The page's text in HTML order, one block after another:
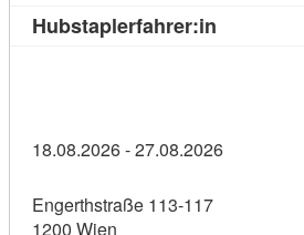
Hubstaplerfahrer:in
18.08.2026 - 27.08.2026
Engerthstraße 113-117
1200 Wien